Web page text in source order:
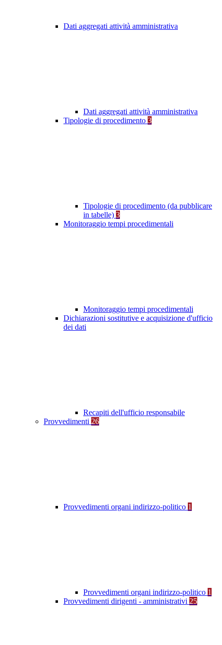
Dati aggregati attività amministrativa
Dati aggregati attività amministrativa
Tipologie di procedimento 3
Tipologie di procedimento (da pubblicare
in tabelle) 3
Monitoraggio tempi procedimentali
Monitoraggio tempi procedimentali
Dichiarazioni sostitutive e acquisizione d'ufficio
dei dati
Recapiti dell'ufficio responsabile
Provvedimenti 26
Provvedimenti organi indirizzo-politico 1
Provvedimenti organi indirizzo-politico 1
Provvedimenti dirigenti - amministrativi 25